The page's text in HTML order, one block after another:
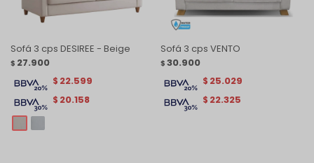
Sofá 3 cps DESIREE - Beige
$ 27.900
$ 20.158
$ 22.599
Sofá 3 cps VENTO
$ 30.900
$ 22.325
$ 25.029